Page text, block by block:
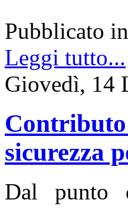
Pubblicato in
Leggi tutto...
Giovedì, 14
sicurezza
Dal punto